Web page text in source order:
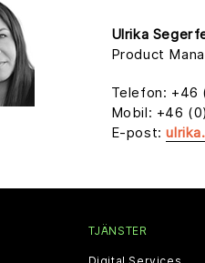
Ulrika
Product
Telefon: +46
Mobil: +46
E-post:
TJÄNSTER